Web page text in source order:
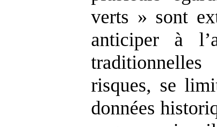
verts » sont
anticiper à
risques, se
données